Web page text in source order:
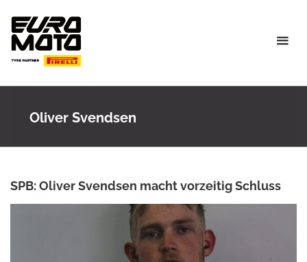
content
Oliver Svendsen
SPB: Oliver Svendsen macht vorzeitig Schluss